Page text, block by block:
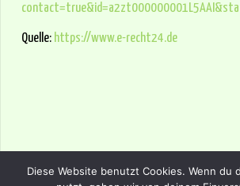
Quelle: https://www.e-recht24.de
Diese Website benutzt Cookies. Wenn du